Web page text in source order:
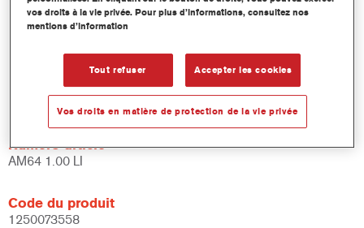
Manipulation et dosage faciles.
Product Variant
Numéro article
AM64 1.00 LI
Code du produit
1250073558
vos droits à la vie privée. Pour plus d’informations, consultez nos
mentions d’information
Tout refuser Accepter les cookies
Vos droits en matière de protection de la vie privée